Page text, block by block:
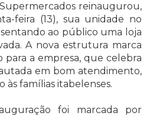
reinaugurou,
feira (13), sua unidade no
ao público uma loja
A nova estrutura marca
a empresa, que celebra
em bom atendimento,
às famílias itabelenses.
foi marcada por